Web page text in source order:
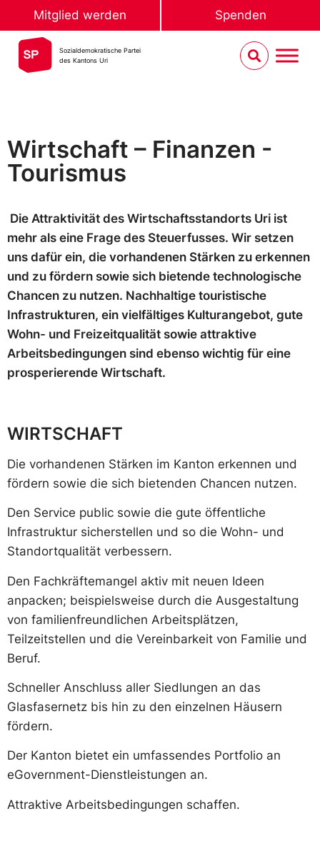
Mitglied werden Spenden
Sozialdemokratische Partei
des Kantons Uri
Wirtschaft – Finanzen -
Tourismus
Die Attraktivität des Wirtschaftsstandorts Uri ist
mehr als eine Frage des Steuerfusses. Wir setzen
uns dafür ein, die vorhandenen Stärken zu erkennen
und zu fördern sowie sich bietende technologische
Chancen zu nutzen. Nachhaltige touristische
Infrastrukturen, ein vielfältiges Kulturangebot, gute
Wohn- und Freizeitqualität sowie attraktive
Arbeitsbedingungen sind ebenso wichtig für eine
prosperierende Wirtschaft.
WIRTSCHAFT
Die vorhandenen Stärken im Kanton erkennen und
fördern sowie die sich bietenden Chancen nutzen.
Den Service public sowie die gute öffentliche
Infrastruktur sicherstellen und so die Wohn- und
Standortqualität verbessern.
Den Fachkräftemangel aktiv mit neuen Ideen
anpacken; beispielsweise durch die Ausgestaltung
von familienfreundlichen Arbeitsplätzen,
Teilzeitstellen und die Vereinbarkeit von Familie und
Beruf.
Schneller Anschluss aller Siedlungen an das
Glasfasernetz bis hin zu den einzelnen Häusern
fördern.
Der Kanton bietet ein umfassendes Portfolio an
eGovernment-Dienstleistungen an.
Attraktive Arbeitsbedingungen schaffen.